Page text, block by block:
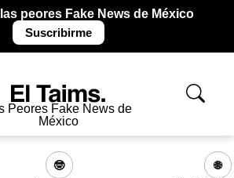
peores Fake News de México
Suscribirme
Peores Fake News de
México
🤓
🌐